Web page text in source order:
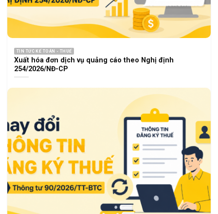
TIN TỨC KẾ TOÁN - THUẾ
Xuất hóa đơn dịch vụ quảng cáo theo Nghị định
254/2026/NĐ-CP